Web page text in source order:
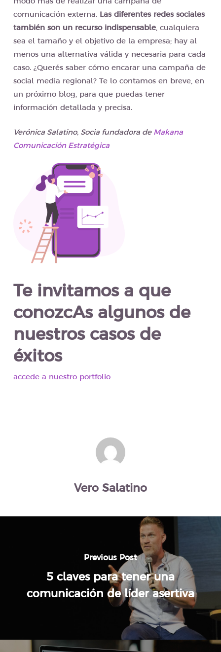
comunicación externa. Las diferentes redes sociales
también son un recurso indispensable, cualquiera
sea el tamaño y el objetivo de la empresa; hay al
menos una alternativa válida y necesaria para cada
caso. ¿Querés saber cómo encarar una campaña de
social media regional? Te lo contamos en breve, en
un próximo blog, para que puedas tener
información detallada y precisa.
Verónica Salatino, Socia fundadora de Makana
Comunicación Estratégica
Te invitamos a que
conozcAs algunos de
nuestros casos de
éxitos
accede a nuestro portfolio
Vero Salatino
Previous Post
5 claves para tener una
comunicación de líder asertiva